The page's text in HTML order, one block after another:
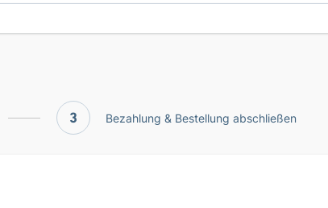
Anmelden
3 Bezahlung & Bestellung abschließen